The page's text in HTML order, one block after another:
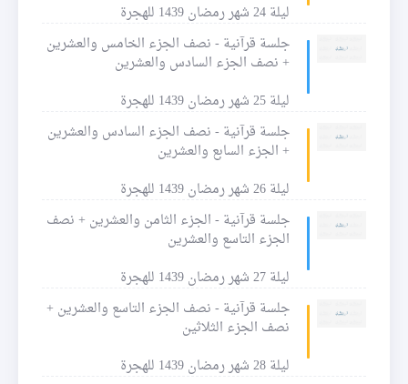
ليلة 24 شهر رمضان 1439 للهجرة
جلسة قرآنية - نصف الجزء الخامس والعشرين
+ نصف الجزء السادس والعشرين
ليلة 25 شهر رمضان 1439 للهجرة
جلسة قرآنية - نصف الجزء السادس والعشرين
+ الجزء السابع والعشرين
ليلة 26 شهر رمضان 1439 للهجرة
جلسة قرآنية - الجزء الثامن والعشرين + نصف
الجزء التاسع والعشرين
ليلة 27 شهر رمضان 1439 للهجرة
جلسة قرآنية - نصف الجزء التاسع والعشرين +
نصف الجزء الثلاثين
ليلة 28 شهر رمضان 1439 للهجرة